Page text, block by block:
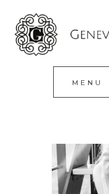
MENU
HOME
OUR
OUR
OUR